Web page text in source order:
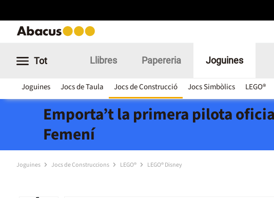
Tot Llibres Papereria Joguines
Joguines Jocs de Taula Jocs de Construcció Jocs Simbòlics LEGO®
Emporta’t la primera pilota
Femení
Joguines Jocs de Construccions LEGO® LEGO® Disney